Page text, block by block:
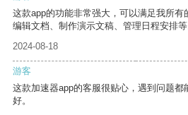
这款app的功能非常强大，可以满足我所
编辑文档、制作演示文稿、管理日程安排等
2024-08-18
游客
这款加速器app的客服很贴心，遇到问题都
好。